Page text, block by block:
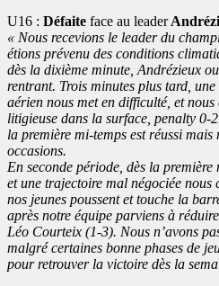
U16 : Défaite face au leader
« Nous recevions le leader du
étions prévenu des conditions
dès la dixième minute, Andrézieux
rentrant. Trois minutes plus tard,
aérien nous met en difficulté, et nous
litigieuse dans la surface, penalty 0-
la première mi-temps est réussi mais
occasions.
En seconde période, dès la
et une trajectoire mal négociée
nos jeunes poussent et touche la
après notre équipe parviens à
Léo Courteix (1-3). Nous n’avons
malgré certaines bonne phases de
pour retrouver la victoire dès la